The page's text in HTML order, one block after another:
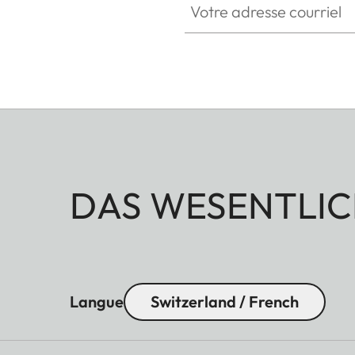
DAS
Langue Switzerland / French